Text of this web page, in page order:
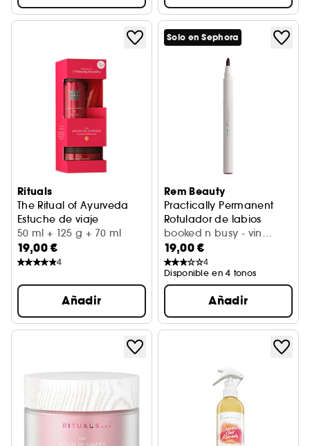
Rituals
The Ritual of Ayurveda
Estuche de viaje
50 ml + 125 g + 70 ml
19,00 €
4
Añadir
Solo en Sephora
Rem Beauty
Practically Permanent
Rotulador de labios
booked n busy - vin
19,00 €
4
Disponible en 4 tonos
Añadir